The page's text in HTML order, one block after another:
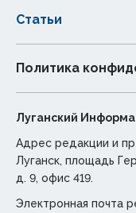
Статьи
Политика
Луганский
Адрес редакции и
Луганск, площадь
д. 9, офис 419.
Электронная почта